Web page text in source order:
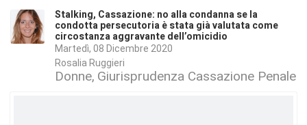
Stalking, Cassazione: no alla condanna se la
condotta persecutoria è stata già valutata come
circostanza aggravante dell’omicidio
Martedì, 08 Dicembre 2020
Rosalia Ruggieri
Donne Giurisprudenza Cassazione Penale